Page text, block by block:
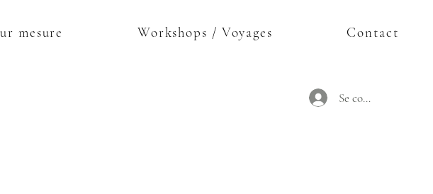
Se connecter
mesure Workshops / Voyages Contact